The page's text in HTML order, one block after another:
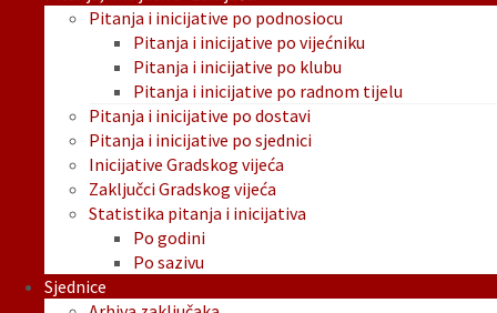
Pitanja i inicijative po podnosiocu
Pitanja i inicijative po vijećniku
Pitanja i inicijative po klubu
Pitanja i inicijative po radnom tijelu
Pitanja i inicijative po dostavi
Pitanja i inicijative po sjednici
Inicijative Gradskog vijeća
Zaključci Gradskog vijeća
Statistika pitanja i inicijativa
Po godini
Po sazivu
Sjednice